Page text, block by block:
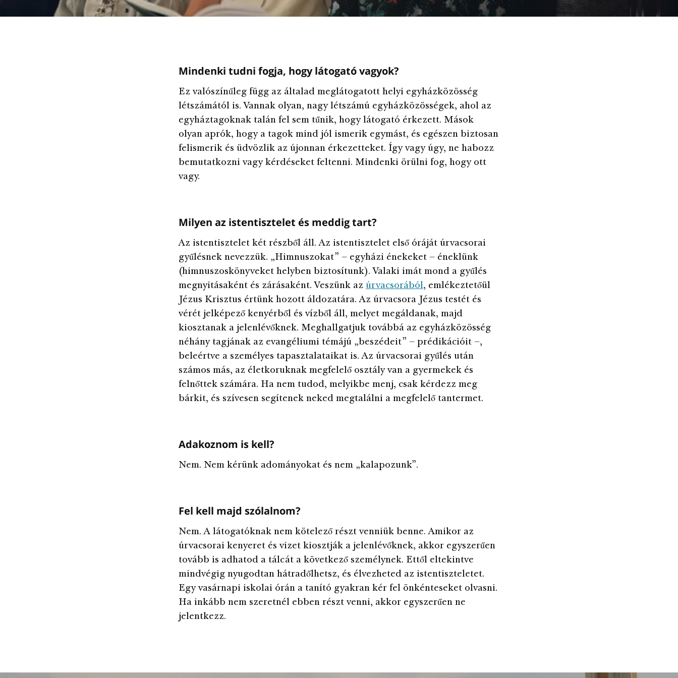
Mindenki tudni fogja, hogy látogató vagyok?
Ez valószínűleg függ az általad meglátogatott helyi egyházközösség
létszámától is. Vannak olyan, nagy létszámú egyházközösségek, ahol az
egyháztagoknak talán fel sem tűnik, hogy látogató érkezett. Mások
olyan aprók, hogy a tagok mind jól ismerik egymást, és egészen biztosan
felismerik és üdvözlik az újonnan érkezetteket. Így vagy úgy, ne habozz
bemutatkozni vagy kérdéseket feltenni. Mindenki örülni fog, hogy ott
vagy.
Milyen az istentisztelet és meddig tart?
Az istentisztelet két részből áll. Az istentisztelet első óráját úrvacsorai
gyűlésnek nevezzük. „Himnuszokat” – egyházi énekeket – éneklünk
(himnuszoskönyveket helyben biztosítunk). Valaki imát mond a gyűlés
megnyitásaként és zárásaként. Veszünk az úrvacsorából, emlékeztetőül
Jézus Krisztus értünk hozott áldozatára. Az úrvacsora Jézus testét és
vérét jelképező kenyérből és vízből áll, melyet megáldanak, majd
kiosztanak a jelenlévőknek. Meghallgatjuk továbbá az egyházközösség
néhány tagjának az evangéliumi témájú „beszédeit” – prédikációit –,
beleértve a személyes tapasztalataikat is. Az úrvacsorai gyűlés után
számos más, az életkoruknak megfelelő osztály van a gyermekek és
felnőttek számára. Ha nem tudod, melyikbe menj, csak kérdezz meg
bárkit, és szívesen segítenek neked megtalálni a megfelelő tantermet.
Adakoznom is kell?
Nem. Nem kérünk adományokat és nem „kalapozunk”.
Fel kell majd szólalnom?
Nem. A látogatóknak nem kötelező részt venniük benne. Amikor az
úrvacsorai kenyeret és vizet kiosztják a jelenlévőknek, akkor egyszerűen
tovább is adhatod a tálcát a következő személynek. Ettől eltekintve
mindvégig nyugodtan hátradőlhetsz, és élvezheted az istentiszteletet.
Egy vasárnapi iskolai órán a tanító gyakran kér fel önkénteseket olvasni.
Ha inkább nem szeretnél ebben részt venni, akkor egyszerűen ne
jelentkezz.